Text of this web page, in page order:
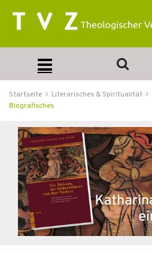
Startseite Literarisches & Spiritualität
Biografisches